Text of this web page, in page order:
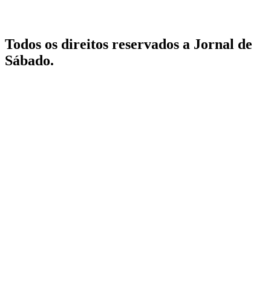
Todos os direitos reservados a Jornal de
Sábado.